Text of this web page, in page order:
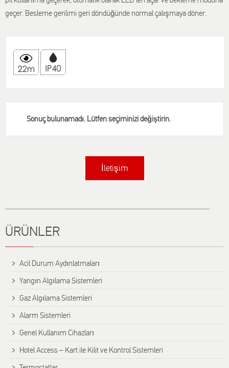
geçer. Besleme gerilimi geri döndüğünde normal çalışmaya döner.
Sonuç bulunamadı. Lütfen seçiminizi değiştirin.
İletişim
ÜRÜNLER
Αcil Durum Aydınlatmaları
Yangın Algılama Sistemleri
Gaz Algılama Sistemleri
Alarm Sistemleri
Genel Kullanım Cihazları
Hotel Access – Kart ile Kilit ve Kontrol Sistemleri